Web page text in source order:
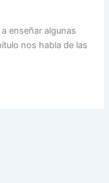
enseñar algunas
nos habla de las